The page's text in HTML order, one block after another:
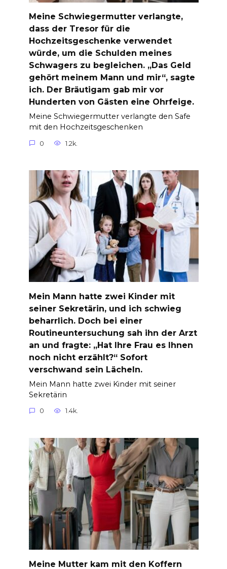
Meine Schwiegermutter verlangte,
dass der Tresor für die
Hochzeitsgeschenke verwendet
würde, um die Schulden meines
Schwagers zu begleichen. „Das Geld
gehört meinem Mann und mir“, sagte
ich. Der Bräutigam gab mir vor
Hunderten von Gästen eine Ohrfeige.
Meine Schwiegermutter verlangte den Safe
mit den Hochzeitsgeschenken
0 1.2k.
Mein Mann hatte zwei Kinder mit
seiner Sekretärin, und ich schwieg
beharrlich. Doch bei einer
Routineuntersuchung sah ihn der Arzt
an und fragte: „Hat Ihre Frau es Ihnen
noch nicht erzählt?“ Sofort
verschwand sein Lächeln.
Mein Mann hatte zwei Kinder mit seiner
Sekretärin
0 1.4k.
Meine Mutter kam mit den Koffern